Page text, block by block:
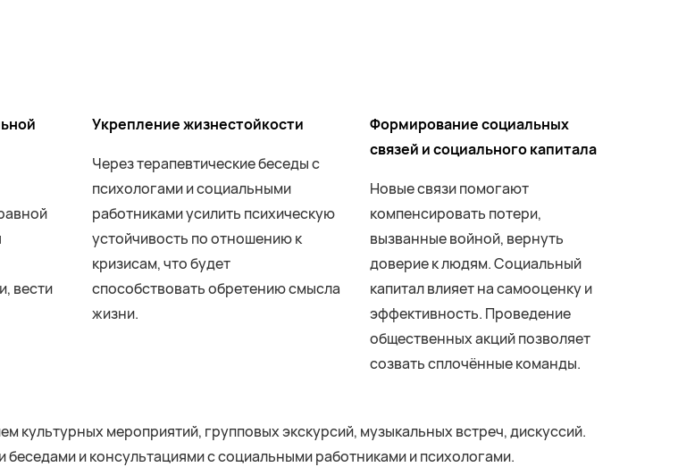
вести
Укрепление жизнестойкости
Через терапевтические беседы с
психологами и социальными
работниками усилить психическую
устойчивость по отношению к
кризисам, что будет
способствовать обретению смысла
жизни.
Формирование социальных
связей и социального капитала
Новые связи помогают
компенсировать потери,
вызванные войной, вернуть
доверие к людям. Социальный
капитал влияет на самооценку и
эффективность. Проведение
общественных акций позволяет
созвать сплочённые команды.
мероприятий, групповых экскурсий, музыкальных встреч, дискуссий.
и консультациями с социальными работниками и психологами.